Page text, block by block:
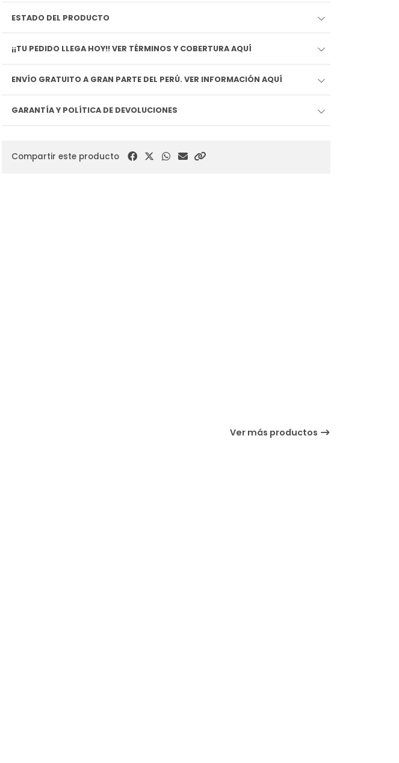
ESTADO DEL PRODUCTO
¡¡TU PEDIDO LLEGA HOY!! VER TÉRMINOS Y COBERTURA AQUÍ
ENVÍO GRATUITO A GRAN PARTE DEL PERÚ. VER INFORMACIÓN AQUÍ
GARANTÍA Y POLÍTICA DE DEVOLUCIONES
Compartir este producto
Ver más productos